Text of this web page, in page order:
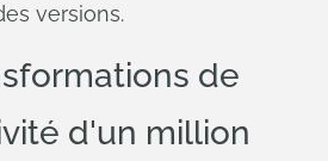
versions.
de
d'un million